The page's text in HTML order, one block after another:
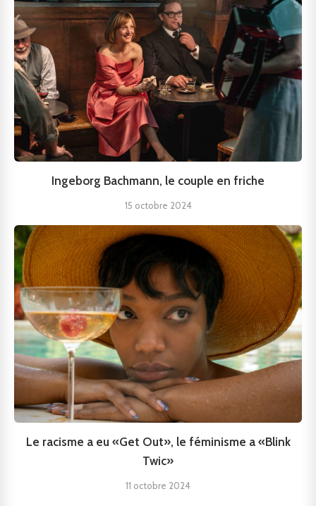
Ingeborg Bachmann, le couple en friche
15 octobre 2024
Le racisme a eu «Get Out», le féminisme a «Blink
Twic»
11 octobre 2024